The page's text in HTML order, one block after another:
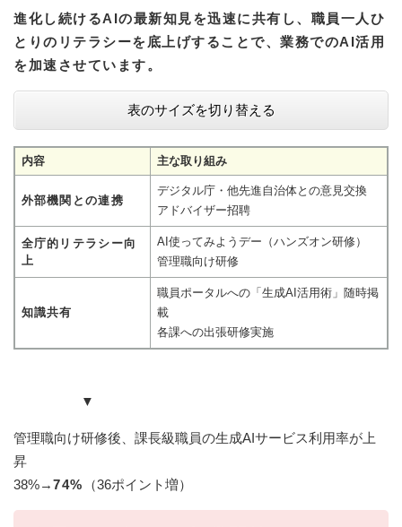
進化し続けるAIの最新知見を迅速に共有し、職員一人ひ
とりのリテラシーを底上げすることで、業務でのAI活用
を加速させています。
表のサイズを切り替える
内容 主な取り組み
外部機関との連携
デジタル庁・他先進自治体との意見交換
アドバイザー招聘
全庁的リテラシー向
上
AI使ってみようデー（ハンズオン研修）
管理職向け研修
知識共有
職員ポータルへの「生成AI活用術」随時掲
載
各課への出張研修実施
▼
管理職向け研修後、課長級職員の生成AIサービス利用率が上
昇
38%→74% （36ポイント増）